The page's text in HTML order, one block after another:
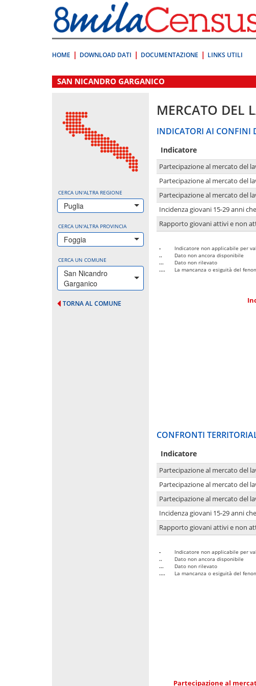
direttamente
a:
Contenuto
HOME DOWNLOAD DATI DOCUMENTAZIONE LINKS UTILI
.
SAN NICANDRO GARGANICO
CERCA UN'ALTRA REGIONE
Puglia
CERCA UN'ALTRA PROVINCIA
Foggia
CERCA UN COMUNE
San Nicandro
Garganico
TORNA AL COMUNE
MERCATO DEL
INDICATORI AI CONFINI
Indicatore
Partecipazione al mercato del
Partecipazione al mercato del
Partecipazione al mercato del
Incidenza giovani 15-29 anni
Rapporto giovani attivi e non
-
Indicatore non applicabile per
..
Dato non ancora disponibile
...
Dato non rilevato
....
La mancanza o esiguità del
CONFRONTI
Indicatore
Partecipazione al mercato del
Partecipazione al mercato del
Partecipazione al mercato del
Incidenza giovani 15-29 anni
Rapporto giovani attivi e non
-
Indicatore non applicabile per
..
Dato non ancora disponibile
...
Dato non rilevato
....
La mancanza o esiguità del
Partecipazione al